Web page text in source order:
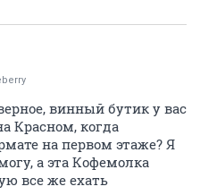
винный бутик у вас
Красном, когда
на первом этаже? Я
а эта Кофемолка
все же ехать